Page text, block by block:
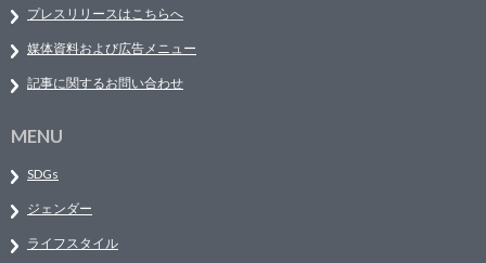
プレスリリースはこちらへ
媒体資料および広告メニュー
記事に関するお問い合わせ
MENU
SDGs
ジェンダー
ライフスタイル